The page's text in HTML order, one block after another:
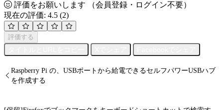
評価をお願いします
（会員登録・ログイン不要）
現在の評価: 4.5 (2)
評価する
Raspberry Pi の、USBポートから給電できるセルフパワーUSBハブ
を作成する